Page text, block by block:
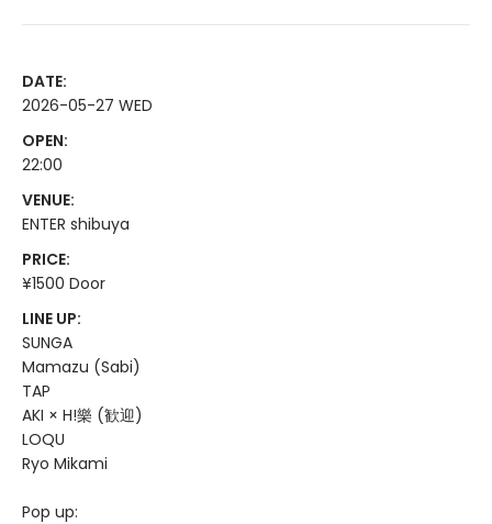
DATE:
2026-05-27 WED
OPEN:
22:00
VENUE:
ENTER shibuya
PRICE:
¥1500 Door
LINE UP:
SUNGA
Mamazu (Sabi)
TAP
AKI × H!樂 (歓迎)
LOQU
Ryo Mikami
Pop up: